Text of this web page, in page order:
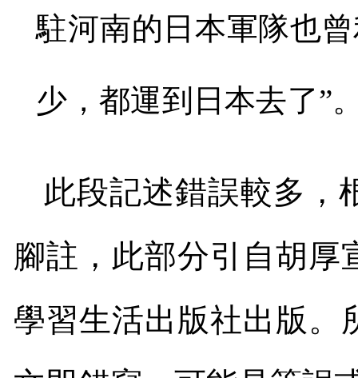
駐河南的日本軍隊也
少，都運到日本去了”
此段記述錯誤較多，
腳註，此部分引自胡厚
學習生活出版社出版。